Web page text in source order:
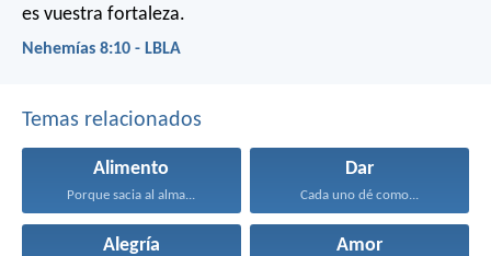
es vuestra fortaleza.
Nehemías 8:10 - LBLA
Temas relacionados
Alimento
Porque sacia al alma...
Dar
Cada uno dé como...
Alegría Amor